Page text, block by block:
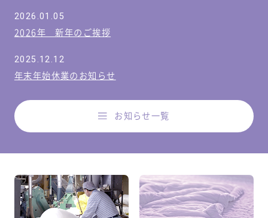
2026.01.05
2026年 新年のご挨拶
2025.12.12
年末年始休業のお知らせ
お知らせ一覧